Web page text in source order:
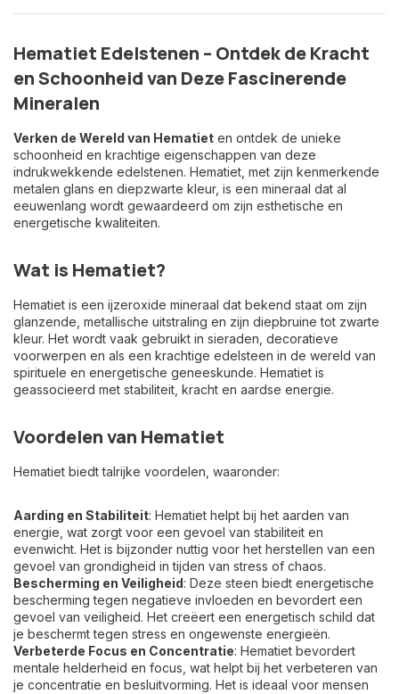
Hematiet Edelstenen – Ontdek de Kracht
en Schoonheid van Deze Fascinerende
Mineralen
Verken de Wereld van Hematiet en ontdek de unieke
schoonheid en krachtige eigenschappen van deze
indrukwekkende edelstenen. Hematiet, met zijn kenmerkende
metalen glans en diepzwarte kleur, is een mineraal dat al
eeuwenlang wordt gewaardeerd om zijn esthetische en
energetische kwaliteiten.
Wat is Hematiet?
Hematiet is een ijzeroxide mineraal dat bekend staat om zijn
glanzende, metallische uitstraling en zijn diepbruine tot zwarte
kleur. Het wordt vaak gebruikt in sieraden, decoratieve
voorwerpen en als een krachtige edelsteen in de wereld van
spirituele en energetische geneeskunde. Hematiet is
geassocieerd met stabiliteit, kracht en aardse energie.
Voordelen van Hematiet
Hematiet biedt talrijke voordelen, waaronder:
Aarding en Stabiliteit: Hematiet helpt bij het aarden van
energie, wat zorgt voor een gevoel van stabiliteit en
evenwicht. Het is bijzonder nuttig voor het herstellen van een
gevoel van grondigheid in tijden van stress of chaos.
Bescherming en Veiligheid: Deze steen biedt energetische
bescherming tegen negatieve invloeden en bevordert een
gevoel van veiligheid. Het creëert een energetisch schild dat
je beschermt tegen stress en ongewenste energieën.
Verbeterde Focus en Concentratie: Hematiet bevordert
mentale helderheid en focus, wat helpt bij het verbeteren van
je concentratie en besluitvorming. Het is ideaal voor mensen